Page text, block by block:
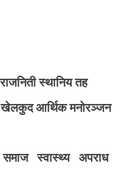
राजनिती स्थानिय तह
खेलकुद आर्थिक मनोरञ्जन
समाज स्वास्थ्य
अपराध